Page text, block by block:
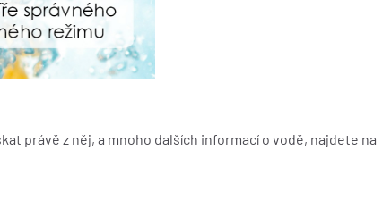
právě z něj, a mnoho dalších informací o vodě, najdete na